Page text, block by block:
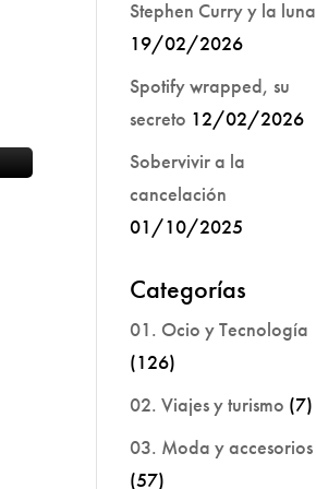
Stephen Curry y la luna
19/02/2026
Spotify wrapped, su
secreto 12/02/2026
Sobervivir a la
cancelación
01/10/2025
Categorías
01. Ocio y Tecnología
(126)
02. Viajes y turismo (7)
03. Moda y accesorios
(57)